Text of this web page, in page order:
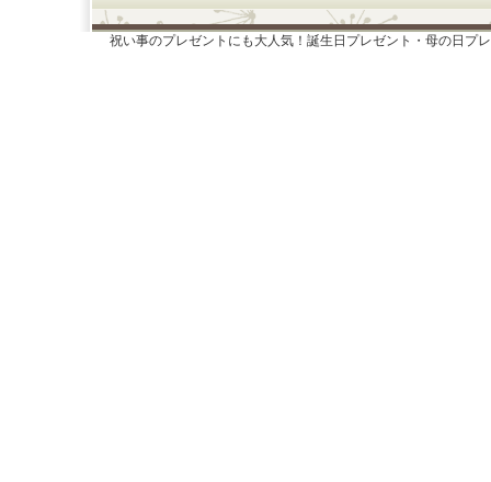
祝い事のプレゼントにも大人気！誕生日プレゼント・母の日プ